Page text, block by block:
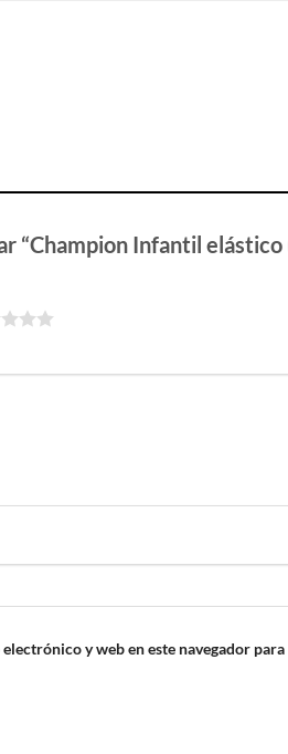
“Champion Infantil elástico
y web en este navegador